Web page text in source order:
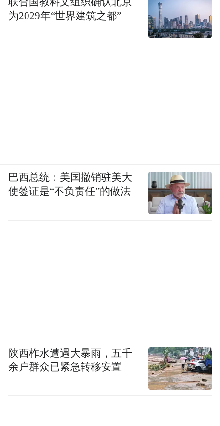
为2029年“世界建筑之都”
巴西总统：美国撤销驻美大
使签证是“不负责任”的做法
陕西柞水遭遇大暴雨，五千
余户群众已紧急转移安置